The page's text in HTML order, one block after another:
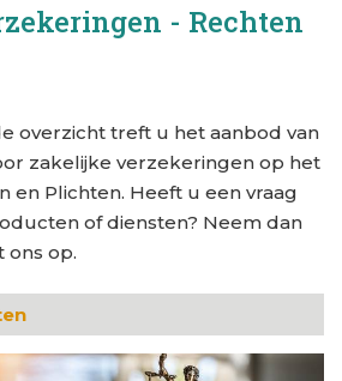
- Rechten
overzicht treft u het aanbod van
zakelijke verzekeringen op het
en Plichten. Heeft u een vraag
of diensten? Neem dan
ons op.